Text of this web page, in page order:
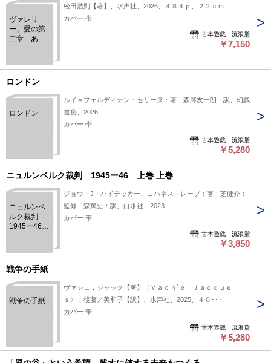
ヴァレリ
ー、愛の第
二章 ある
ジ
松田浩則【著】、水声社、2026、４８４ｐ、２２ｃｍ
カバー 帯
古本遊戯 流浪堂
￥7,150
ロンドン
ロンドン
ルイ＝フェルディナン・セリーヌ：著 森澤友一朗：訳、幻戯
書房、2026
カバー 帯
古本遊戯 流浪堂
￥5,280
ニュルンベルク裁判 1945ー46 上巻 上巻
ニュルンベ
ルク裁判
1945ー46
ジョウ・J・ハイデッカー、ヨハネス・レープ：著 芝健介：
監修 森篤史：訳、白水社、2023
カバー 帯
古本遊戯 流浪堂
￥3,850
戦争の手紙
戦争の手紙
ヴァシェ，ジャック【著】〈Ｖａｃｈ´ｅ，Ｊａｃｑｕｅ
ｓ〉；後藤／美和子【訳】、水声社、2025、４０･･･
カバー 帯
古本遊戯 流浪堂
￥5,280